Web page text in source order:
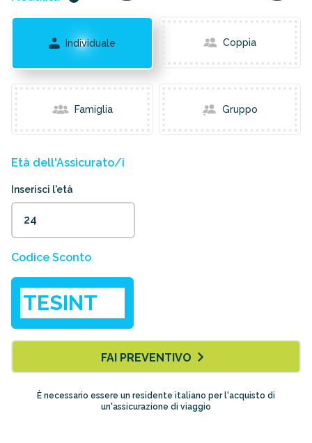
Individuale Coppia
Famiglia Gruppo
Età dell'Assicurato/i
Inserisci l'età
Codice Sconto
FAI PREVENTIVO
È necessario essere un residente italiano per l'acquisto di
un'assicurazione di viaggio